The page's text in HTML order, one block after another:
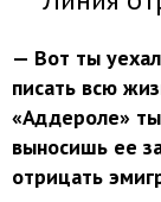
— Вот ты
писать всю
«Аддероле»
выносишь ее
отрицать